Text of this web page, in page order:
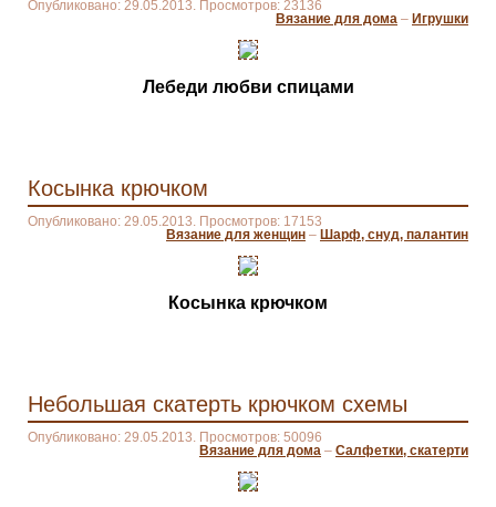
Опубликовано: 29.05.2013. Просмотров: 23136
Вязание для дома – Игрушки
Лебеди любви спицами
Косынка крючком
Опубликовано: 29.05.2013. Просмотров: 17153
Вязание для женщин – Шарф, снуд, палантин
Косынка крючком
Небольшая скатерть крючком схемы
Опубликовано: 29.05.2013. Просмотров: 50096
Вязание для дома – Салфетки, скатерти